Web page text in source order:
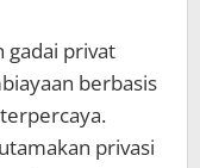
gadai privat
berbasis
privasi